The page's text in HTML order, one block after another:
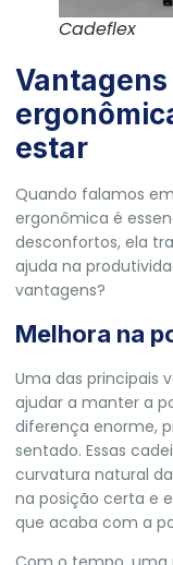
Cadeflex
estar
Quando falamos
ergonômica é
desconfortos, ela
ajuda na
vantagens?
Melhora na
Uma das principais
ajudar a manter a
diferença enorme,
sentado. Essas
curvatura natural
na posição certa e
que acaba com a